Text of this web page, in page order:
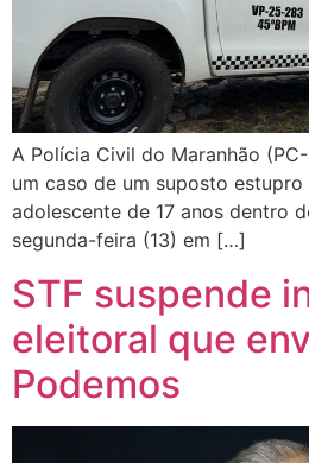
A Polícia Civil do Maranhão
um caso de um suposto
adolescente de 17 anos dentro
segunda-feira (13) em […]
STF suspende
eleitoral que
Podemos